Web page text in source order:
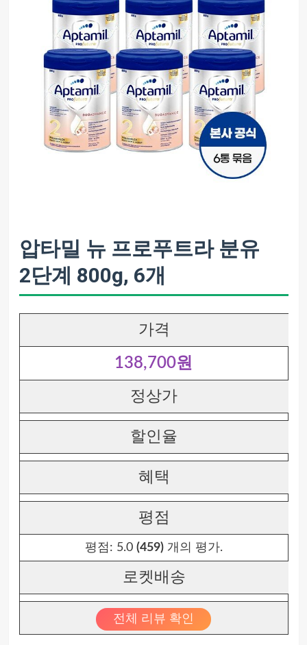
압타밀 뉴 프로푸트라 분유
2단계 800g, 6개
가격
138,700원
정상가
할인율
혜택
평점
평점: 5.0 (459)개의 평가.
로켓배송
전체 리뷰 확인